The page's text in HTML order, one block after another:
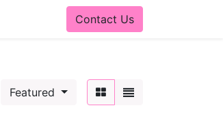
Contact Us
Featured